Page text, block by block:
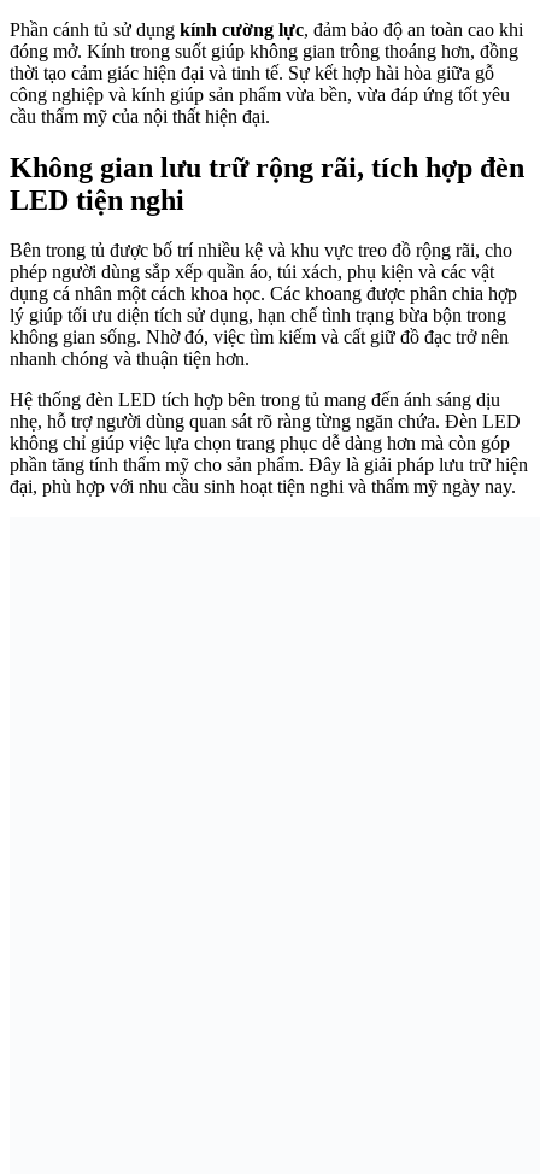
Phần cánh tủ sử dụng kính cường lực, đảm bảo độ an toàn cao khi
đóng mở. Kính trong suốt giúp không gian trông thoáng hơn, đồng
thời tạo cảm giác hiện đại và tinh tế. Sự kết hợp hài hòa giữa gỗ
công nghiệp và kính giúp sản phẩm vừa bền, vừa đáp ứng tốt yêu
cầu thẩm mỹ của nội thất hiện đại.
Không gian lưu trữ rộng rãi, tích hợp đèn
LED tiện nghi
Bên trong tủ được bố trí nhiều kệ và khu vực treo đồ rộng rãi, cho
phép người dùng sắp xếp quần áo, túi xách, phụ kiện và các vật
dụng cá nhân một cách khoa học. Các khoang được phân chia hợp
lý giúp tối ưu diện tích sử dụng, hạn chế tình trạng bừa bộn trong
không gian sống. Nhờ đó, việc tìm kiếm và cất giữ đồ đạc trở nên
nhanh chóng và thuận tiện hơn.
Hệ thống đèn LED tích hợp bên trong tủ mang đến ánh sáng dịu
nhẹ, hỗ trợ người dùng quan sát rõ ràng từng ngăn chứa. Đèn LED
không chỉ giúp việc lựa chọn trang phục dễ dàng hơn mà còn góp
phần tăng tính thẩm mỹ cho sản phẩm. Đây là giải pháp lưu trữ hiện
đại, phù hợp với nhu cầu sinh hoạt tiện nghi và thẩm mỹ ngày nay.